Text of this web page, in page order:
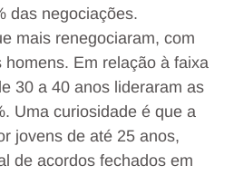
das negociações.
mais renegociaram, com
Em relação à faixa
30 a 40 anos lideraram as
Uma curiosidade é que a
jovens de até 25 anos,
de acordos fechados em